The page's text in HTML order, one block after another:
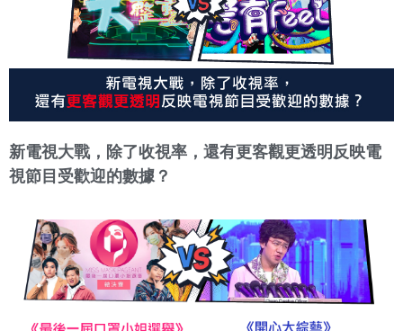
新電視大戰，除了收視率，還有更客觀更透明反映電
視節目受歡迎的數據？